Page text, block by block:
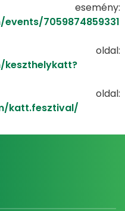
7059874859331
oldal:
oldal:
katt.fesztival/